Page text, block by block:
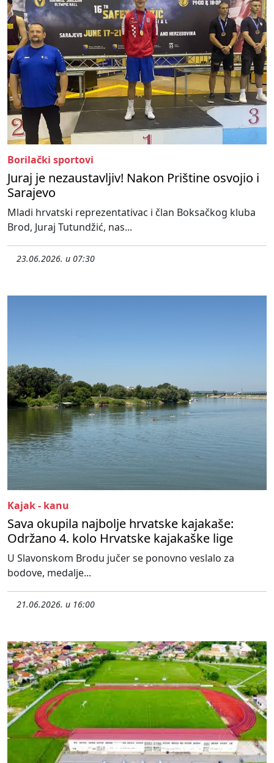
Borilački sportovi
Juraj je nezaustavljiv! Nakon Prištine osvojio i
Sarajevo
Mladi hrvatski reprezentativac i član Boksačkog kluba
Brod, Juraj Tutundžić, nas...
23.06.2026. u 07:30
Kajak - kanu
Sava okupila najbolje hrvatske kajakaše:
Održano 4. kolo Hrvatske kajakaške lige
U Slavonskom Brodu jučer se ponovno veslalo za
bodove, medalje...
21.06.2026. u 16:00